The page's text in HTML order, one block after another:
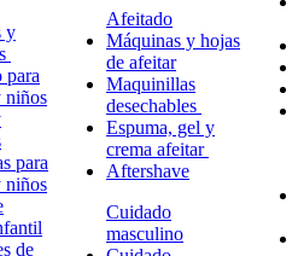
y
para
niños
para
niños
de
Afeitado
Máquinas y hojas
de afeitar
Maquinillas
desechables
Espuma, gel y
crema afeitar
Aftershave
Cuidado
masculino